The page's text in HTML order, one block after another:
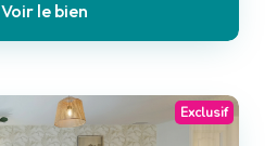
Voir le bien
Exclusif